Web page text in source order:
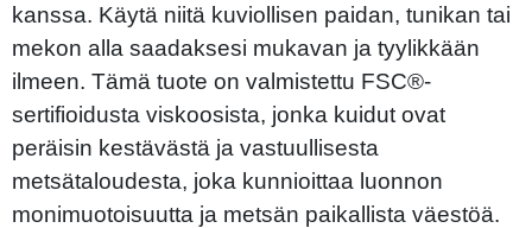
kanssa. Käytä niitä kuviollisen paidan, tunikan tai
mekon alla saadaksesi mukavan ja tyylikkään
ilmeen. Tämä tuote on valmistettu FSC®-
sertifioidusta viskoosista, jonka kuidut ovat
peräisin kestävästä ja vastuullisesta
metsätaloudesta, joka kunnioittaa luonnon
monimuotoisuutta ja metsän paikallista väestöä.